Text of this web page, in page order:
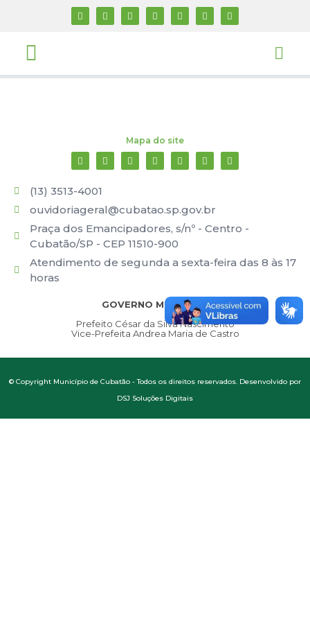
Mapa do site
(13) 3513-4001
ouvidoriageral@cubatao.sp.gov.br
Praça dos Emancipadores, s/nº - Centro -
Cubatão/SP - CEP 11510-900
Atendimento de segunda a sexta-feira das 8 às 17
horas
GOVERNO MUNICIPAL
Prefeito César da Silva Nascimento
Vice-Prefeita Andrea Maria de Castro
© Copyright Município de Cubatão - Todos os direitos reservados. Desenvolvido por
DSJ Soluções Digitais